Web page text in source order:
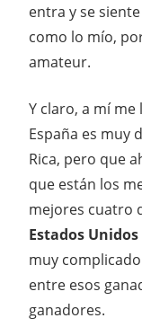
entra y se
como lo mío,
amateur.
Y claro, a mí
España es muy
Rica, pero que
que están los
mejores cuatro
Estados Unidos
muy
entre esos
ganadores.